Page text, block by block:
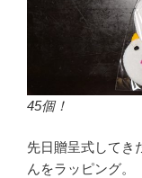
45個！
先日贈呈式してき
んをラッピング。